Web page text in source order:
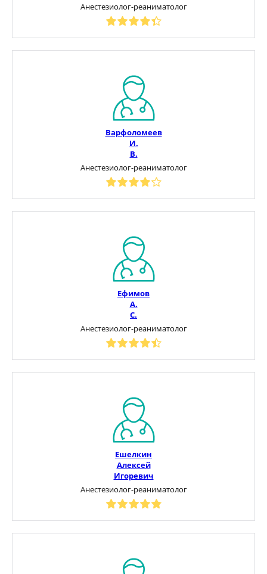
Анестезиолог-реаниматолог
Варфоломеев
И.
В.
Анестезиолог-реаниматолог
Ефимов
А.
С.
Анестезиолог-реаниматолог
Ешелкин
Алексей
Игоревич
Анестезиолог-реаниматолог